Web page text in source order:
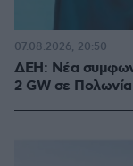
ΔΕΗ: Νέα
2 GW σε
07.08.2026, 20:50